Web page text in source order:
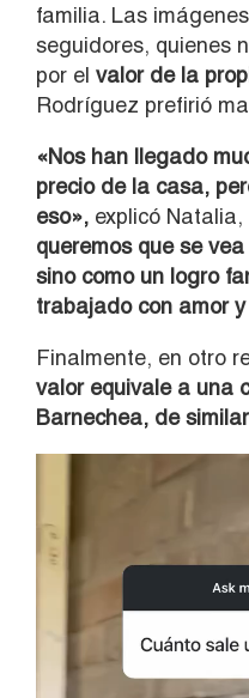
familia. Las
seguidores, quienes
por el valor de la
Rodríguez prefirió
«Nos han llegado
precio de la casa,
eso», explicó
queremos que se
sino como un logro
trabajado con amor
Finalmente, en otro
valor equivale a una
Barnechea, de